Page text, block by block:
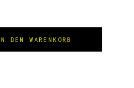
S" Menge
DEN WARENKORB